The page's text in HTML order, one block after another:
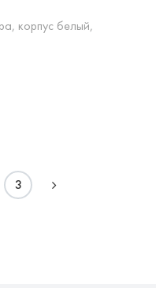
корпус белый,
3